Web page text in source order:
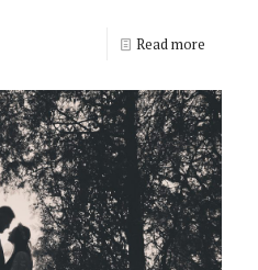
Read more